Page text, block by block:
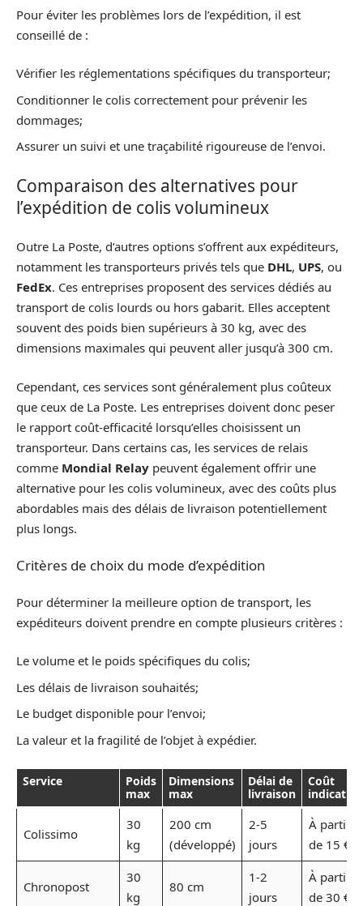
Pour éviter les problèmes lors de l’expédition, il est
conseillé de :
Vérifier les réglementations spécifiques du transporteur;
Conditionner le colis correctement pour prévenir les
dommages;
Assurer un suivi et une traçabilité rigoureuse de l’envoi.
Comparaison des alternatives pour
l’expédition de colis volumineux
Outre La Poste, d’autres options s’offrent aux expéditeurs,
notamment les transporteurs privés tels que DHL, UPS, ou
FedEx. Ces entreprises proposent des services dédiés au
transport de colis lourds ou hors gabarit. Elles acceptent
souvent des poids bien supérieurs à 30 kg, avec des
dimensions maximales qui peuvent aller jusqu’à 300 cm.
Cependant, ces services sont généralement plus coûteux
que ceux de La Poste. Les entreprises doivent donc peser
le rapport coût-efficacité lorsqu’elles choisissent un
transporteur. Dans certains cas, les services de relais
comme Mondial Relay peuvent également offrir une
alternative pour les colis volumineux, avec des coûts plus
abordables mais des délais de livraison potentiellement
plus longs.
Critères de choix du mode d’expédition
Pour déterminer la meilleure option de transport, les
expéditeurs doivent prendre en compte plusieurs critères :
Le volume et le poids spécifiques du colis;
Les délais de livraison souhaités;
Le budget disponible pour l’envoi;
La valeur et la fragilité de l’objet à expédier.
Service
Poids
max
Dimensions
max
Délai de
livraison
Coût
indicatif
Colissimo
30
kg
200 cm
(développé)
2-5
jours
À partir
de 15 €
Chronopost
30
kg
80 cm
1-2
jours
À partir
de 30 €